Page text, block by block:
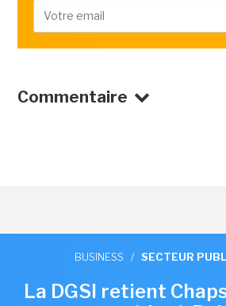
Commentaire
BUSINESS / SECTEUR
La DGSI retient